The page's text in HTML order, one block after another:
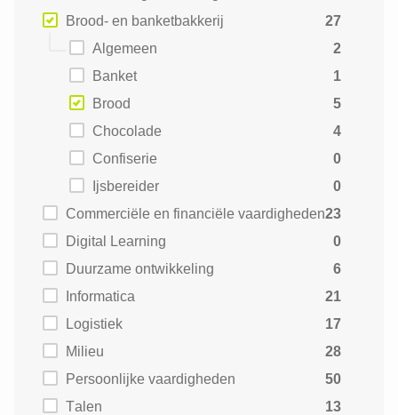
Brood- en banketbakkerij
27
Algemeen
2
Banket
1
Brood
5
Chocolade
4
Confiserie
0
Ijsbereider
0
Commerciële en financiële vaardigheden23
Digital Learning
0
Duurzame ontwikkeling
6
Informatica
21
Logistiek
17
Milieu
28
Persoonlijke vaardigheden
50
Talen
13